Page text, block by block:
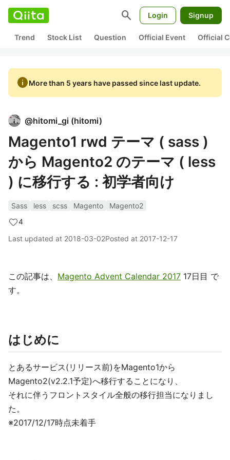
search Login Signup
Trend Stock List Question Official Event Official
infoMore than 5 years have passed since last update.
@hitomi_gi (hitomi)
Magento1 rwd テーマ ( sass )
から Magento2 のテーマ ( less
) に移行する : 初学者向け
Sass less scss Magento
Magento2
4
Last updated at 2018-03-02Posted at 2017-12-17
この記事は、 Magento Advent Calendar 2017 17日目 で
す。
はじめに
とあるサービス(リリース前)をMagento1から
Magento2(v2.2.1予定)へ移行することになり、
それに伴うフロントスタイル全般の移行担当になりまし
た。
※2017/12/17時点未着手